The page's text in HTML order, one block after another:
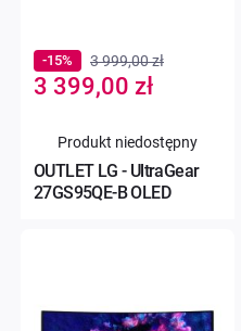
OUTLET LG - UltraGear
27GS95QE-B OLED
Special
Price
3 399,00 zł
-15% 3 999,00 zł
Produkt niedostępny